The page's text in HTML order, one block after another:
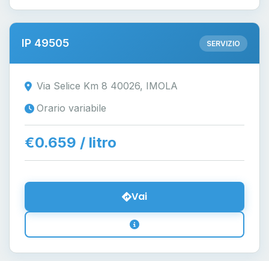
IP 49505 SERVIZIO
Via Selice Km 8 40026, IMOLA
Orario variabile
€0.659 / litro
Vai